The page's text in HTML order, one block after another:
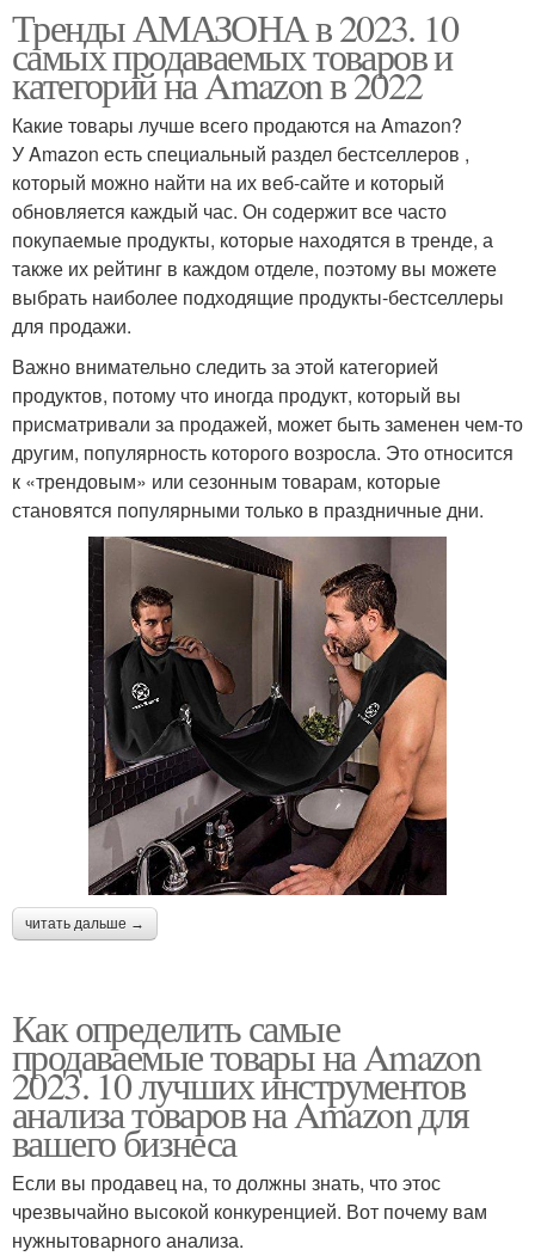
Тренды АМАЗОНА в 2023. 10
самых продаваемых товаров и
категорий на Amazon в 2022
Какие товары лучше всего продаются на Amazon?
У Amazon есть специальный раздел бестселлеров ,
который можно найти на их веб-сайте и который
обновляется каждый час. Он содержит все часто
покупаемые продукты, которые находятся в тренде, а
также их рейтинг в каждом отделе, поэтому вы можете
выбрать наиболее подходящие продукты-бестселлеры
для продажи.
Важно внимательно следить за этой категорией
продуктов, потому что иногда продукт, который вы
присматривали за продажей, может быть заменен чем-то
другим, популярность которого возросла. Это относится
к «трендовым» или сезонным товарам, которые
становятся популярными только в праздничные дни.
читать дальше →
Как определить самые
продаваемые товары на Amazon
2023. 10 лучших инструментов
анализа товаров на Amazon для
вашего бизнеса
Если вы продавец на, то должны знать, что этос
чрезвычайно высокой конкуренцией. Вот почему вам
нужнытоварного анализа.